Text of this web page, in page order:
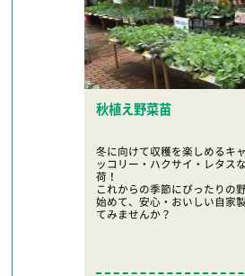
秋植え野菜苗
冬に向けて収穫を楽しめるキ
ッコリー・ハクサイ・レタス
荷！
これからの季節にぴったりの
始めて、安心・おいしい自家
てみませんか？